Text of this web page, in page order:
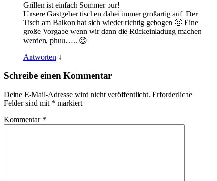
Grillen ist einfach Sommer pur!
Unsere Gastgeber tischen dabei immer großartig auf. Der
Tisch am Balkon hat sich wieder richtig gebogen 🙂 Eine
große Vorgabe wenn wir dann die Rückeinladung machen
werden, phuu….. 😉
Antworten ↓
Schreibe einen Kommentar
Deine E-Mail-Adresse wird nicht veröffentlicht. Erforderliche
Felder sind mit * markiert
Kommentar *